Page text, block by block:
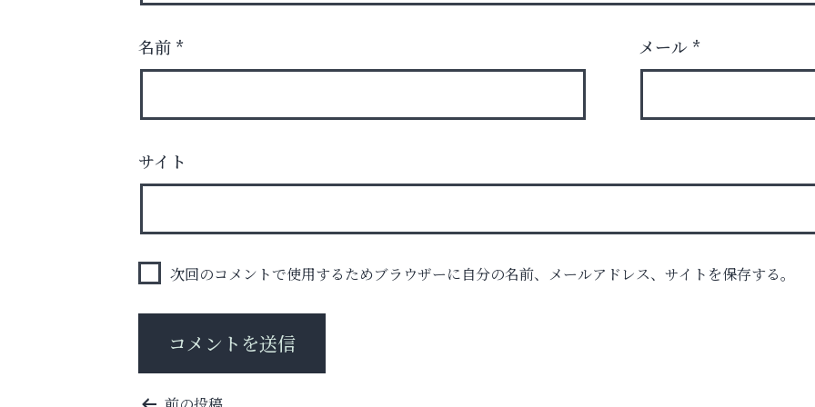
英語で育つ、世界が広がる！
便利屋ファースト
名前 * メール *
サイト
次回のコメントで使用するためブラウザーに自分の名前、メールアドレス、サイトを保存する。